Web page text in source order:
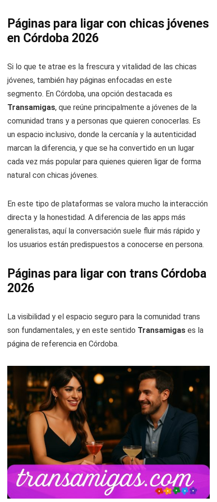
Páginas para ligar con chicas jóvenes
en Córdoba 2026
Si lo que te atrae es la frescura y vitalidad de las chicas
jóvenes, también hay páginas enfocadas en este
segmento. En Córdoba, una opción destacada es
Transamigas, que reúne principalmente a jóvenes de la
comunidad trans y a personas que quieren conocerlas. Es
un espacio inclusivo, donde la cercanía y la autenticidad
marcan la diferencia, y que se ha convertido en un lugar
cada vez más popular para quienes quieren ligar de forma
natural con chicas jóvenes.
En este tipo de plataformas se valora mucho la interacción
directa y la honestidad. A diferencia de las apps más
generalistas, aquí la conversación suele fluir más rápido y
los usuarios están predispuestos a conocerse en persona.
Páginas para ligar con trans Córdoba
2026
La visibilidad y el espacio seguro para la comunidad trans
son fundamentales, y en este sentido Transamigas es la
página de referencia en Córdoba.